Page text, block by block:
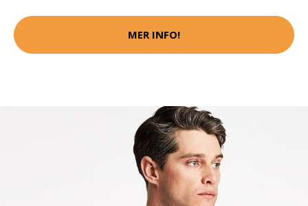
MER INFO!